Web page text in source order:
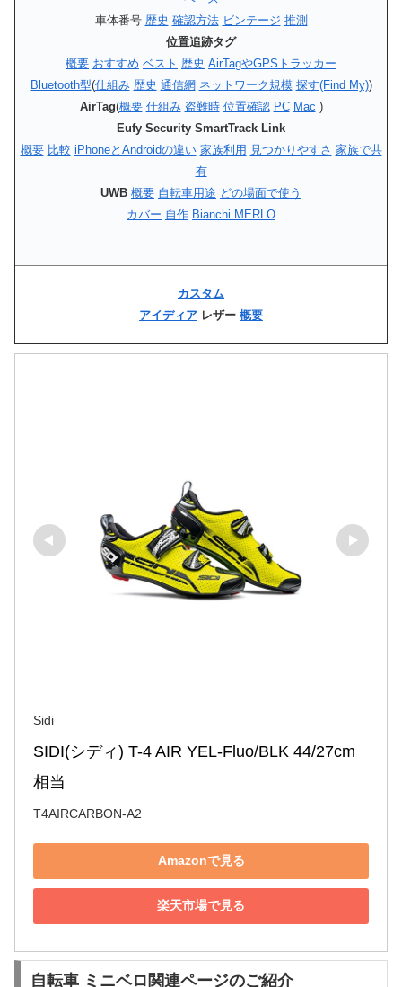
車体番号 歴史 確認方法 ビンテージ 推測
位置追跡タグ
概要 おすすめ ベスト 歴史 AirTagやGPSトラッカー
Bluetooth型(仕組み 歴史 通信網 ネットワーク規模 探す(Find My))
AirTag(概要 仕組み 盗難時 位置確認 PC Mac )
Eufy Security SmartTrack Link
概要 比較 iPhoneとAndroidの違い 家族利用 見つかりやすさ 家族で共
有
UWB 概要 自転車用途 どの場面で使う
カバー 自作 Bianchi MERLO
カスタム
アイディア レザー 概要
Sidi
SIDI(シディ) T-4 AIR YEL-Fluo/BLK 44/27cm
相当
T4AIRCARBON-A2
Amazonで見る
楽天市場で見る
自転車 ミニベロ関連ページのご紹介